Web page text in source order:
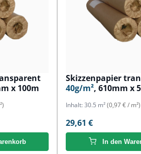
x 100m
Skizzenpapier
40g/m², 610mm x
Inhalt: 30.5 m²(0,97 € / m²)
29,61 €
In den